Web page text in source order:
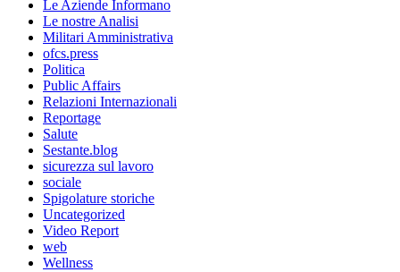
Le Aziende Informano
Le nostre Analisi
Militari Amministrativa
ofcs.press
Politica
Public Affairs
Relazioni Internazionali
Reportage
Salute
Sestante.blog
sicurezza sul lavoro
sociale
Spigolature storiche
Uncategorized
Video Report
web
Wellness